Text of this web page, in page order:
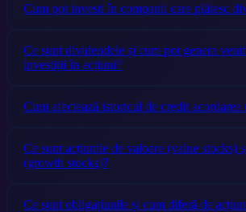
Cum pot investi în companii care plătesc
Ce sunt dividendele și cum pot genera
investiții în acțiuni?
Cum afectează istoricul de credit
Ce sunt acțiunile de valoare (value stocks)
(growth stocks)?
Ce sunt obligațiunile și cum diferă de